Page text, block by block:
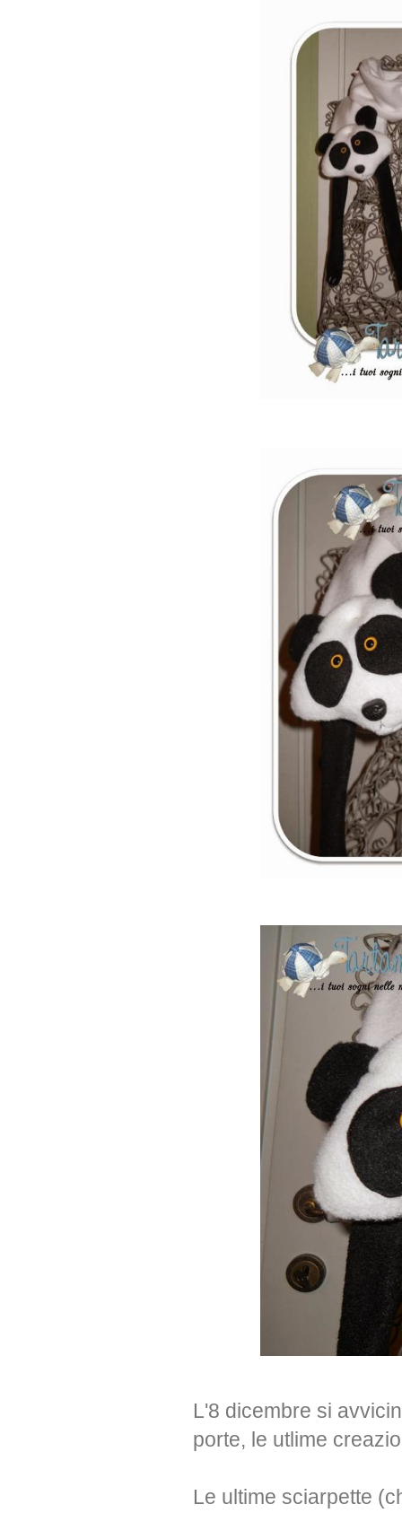
L'8 dicembre si
porte, le utlime
Le ultime sciarpette